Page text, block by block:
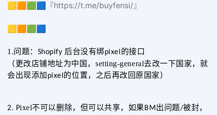
🟨🟧🟩🟦『https://t.me/buyfensi/』
🟨🟧🟩🟦
1.问题： Shopify 后台没有绑pixel 的接口
（更改店铺地址为中国， setting-general去改一下国家，就
会出现添加 pixel 的位置，之后再改回原 国家）
2. Pixel不可以删除，但可以共享， 如果 BM出问题/被封，